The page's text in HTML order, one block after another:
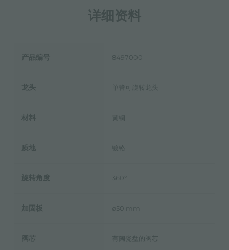
详细资料
产品编号 8497000
龙头 单管可旋转龙头
材料 黄铜
质地 镀铬
旋转角度 360°
加固板 ø50 mm
阀芯 有陶瓷盘的阀芯